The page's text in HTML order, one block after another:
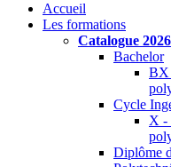
Accueil
Les formations
Catalogue
Bachelor
BX
Cycle
X -
Diplôme